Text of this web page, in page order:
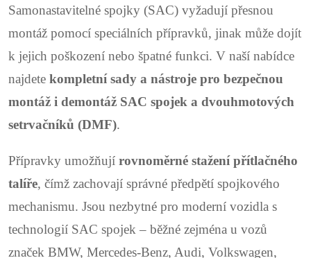
a
c
í
p
r
v
k
y
v
Samonastavitelné spojky (SAC) vyžadují přesnou
montáž pomocí speciálních přípravků, jinak může dojít
k jejich poškození nebo špatné funkci. V naší nabídce
najdete kompletní sady a nástroje pro bezpečnou
montáž i demontáž SAC spojek a dvouhmotových
setrvačníků (DMF).
Přípravky umožňují rovnoměrné stažení přítlačného
talíře, čímž zachovají správné předpětí spojkového
mechanismu. Jsou nezbytné pro moderní vozidla s
technologií SAC spojek – běžné zejména u vozů
značek BMW, Mercedes-Benz, Audi, Volkswagen,